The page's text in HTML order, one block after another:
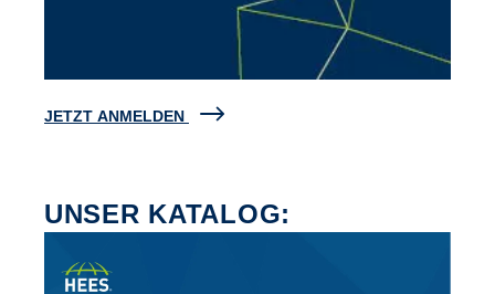
JETZT ANMELDEN
UNSER KATALOG: